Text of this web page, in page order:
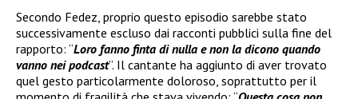
Secondo Fedez, proprio questo episodio sarebbe stato
successivamente escluso dai racconti pubblici sulla fine del
rapporto: “Loro fanno finta di nulla e non la dicono quando
vanno nei podcast”. Il cantante ha aggiunto di aver trovato
quel gesto particolarmente doloroso, soprattutto per il